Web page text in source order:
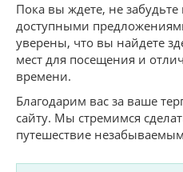
Пока вы ждете, не
доступными
уверены, что вы найдете
мест для посещения и
времени.
Благодарим вас за ваше
сайту. Мы стремимся
путешествие